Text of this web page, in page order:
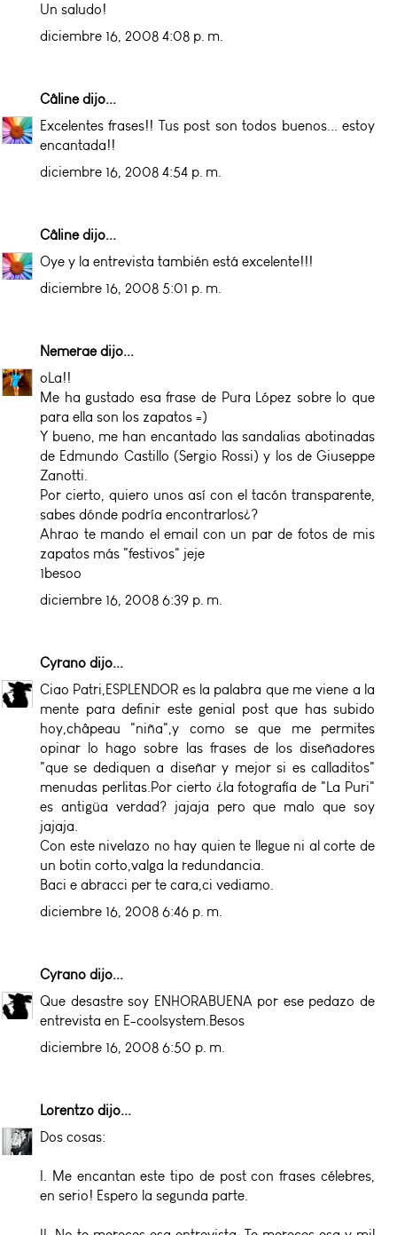
Un saludo!
diciembre 16, 2008 4:08 p. m.
Câlinedijo...
Excelentes frases!! Tus post son todos buenos... estoy
encantada!!
diciembre 16, 2008 4:54 p. m.
Câlinedijo...
Oye y la entrevista también está excelente!!!
diciembre 16, 2008 5:01 p. m.
Nemeraedijo...
oLa!!
Me ha gustado esa frase de Pura López sobre lo que
para ella son los zapatos =)
Y bueno, me han encantado las sandalias abotinadas
de Edmundo Castillo (Sergio Rossi) y los de Giuseppe
Zanotti.
Por cierto, quiero unos así con el tacón transparente,
sabes dónde podría encontrarlos¿?
Ahrao te mando el email con un par de fotos de mis
zapatos más "festivos" jeje
1besoo
diciembre 16, 2008 6:39 p. m.
Cyrano dijo...
Ciao Patri,ESPLENDOR es la palabra que me viene a la
mente para definir este genial post que has subido
hoy,châpeau "niña",y como se que me permites
opinar lo hago sobre las frases de los diseñadores
"que se dediquen a diseñar y mejor si es calladitos"
menudas perlitas.Por cierto ¿la fotografía de "La Puri"
es antigüa verdad? jajaja pero que malo que soy
jajaja.
Con este nivelazo no hay quien te llegue ni al corte de
un botin corto,valga la redundancia.
Baci e abracci per te cara,ci vediamo.
diciembre 16, 2008 6:46 p. m.
Cyrano dijo...
Que desastre soy ENHORABUENA por ese pedazo de
entrevista en E-coolsystem.Besos
diciembre 16, 2008 6:50 p. m.
Lorentzo dijo...
Dos cosas:
I. Me encantan este tipo de post con frases célebres,
en serio! Espero la segunda parte.